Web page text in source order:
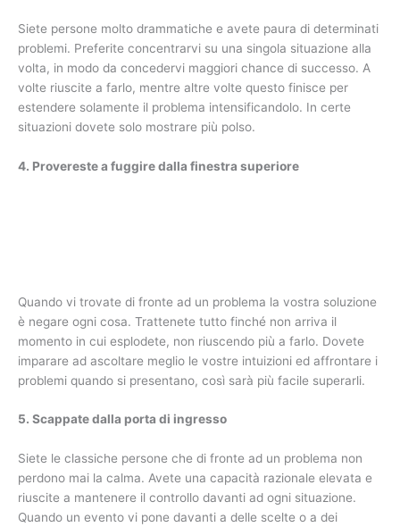
Siete persone molto drammatiche e avete paura di determinati
problemi. Preferite concentrarvi su una singola situazione alla
volta, in modo da concedervi maggiori chance di successo. A
volte riuscite a farlo, mentre altre volte questo finisce per
estendere solamente il problema intensificandolo. In certe
situazioni dovete solo mostrare più polso.
4. Provereste a fuggire dalla finestra superiore
Quando vi trovate di fronte ad un problema la vostra soluzione
è negare ogni cosa. Trattenete tutto finché non arriva il
momento in cui esplodete, non riuscendo più a farlo. Dovete
imparare ad ascoltare meglio le vostre intuizioni ed affrontare i
problemi quando si presentano, così sarà più facile superarli.
5. Scappate dalla porta di ingresso
Siete le classiche persone che di fronte ad un problema non
perdono mai la calma. Avete una capacità razionale elevata e
riuscite a mantenere il controllo davanti ad ogni situazione.
Quando un evento vi pone davanti a delle scelte o a dei